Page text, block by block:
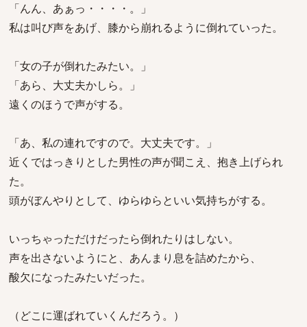
「んん、あぁっ・・・・。」
私は叫び声をあげ、膝から崩れるように倒れていった。
「女の子が倒れたみたい。」
「あら、大丈夫かしら。」
遠くのほうで声がする。
「あ、私の連れですので。大丈夫です。」
近くではっきりとした男性の声が聞こえ、抱き上げられ
た。
頭がぼんやりとして、ゆらゆらといい気持ちがする。
いっちゃっただけだったら倒れたりはしない。
声を出さないようにと、あんまり息を詰めたから、
酸欠になったみたいだった。
（どこに運ばれていくんだろう。）